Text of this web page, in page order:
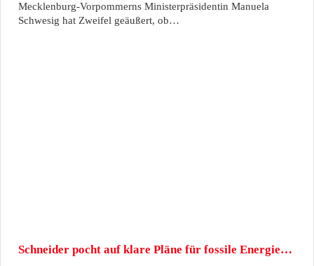
Mecklenburg-Vorpommerns Ministerpräsidentin Manuela
Schwesig hat Zweifel geäußert, ob…
Schneider pocht auf klare Pläne für fossile Energie…